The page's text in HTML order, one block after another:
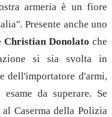
armeria è un fiore
Presente anche uno
Christian Donolato che
si sia svolta in
dell'importatore d'armi,
da superare. Se
Caserma della Polizia